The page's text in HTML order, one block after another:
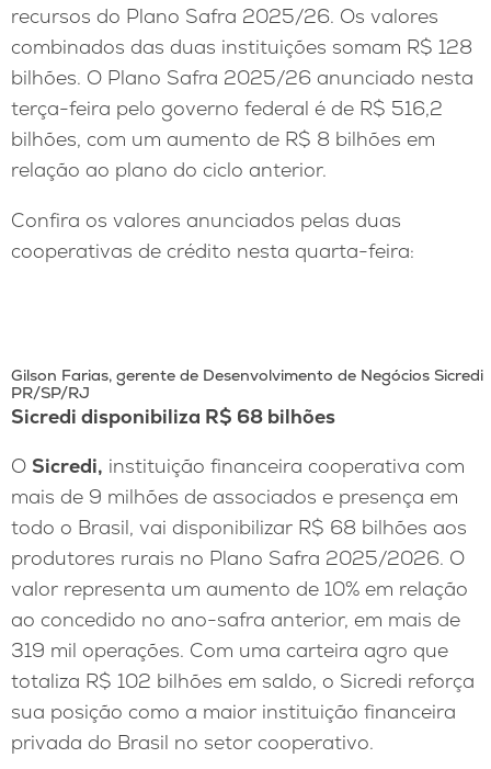
recursos do Plano Safra 2025/26. Os valores
combinados das duas instituições somam R$ 128
bilhões. O Plano Safra 2025/26 anunciado nesta
terça-feira pelo governo federal é de R$ 516,2
bilhões, com um aumento de R$ 8 bilhões em
relação ao plano do ciclo anterior.
Confira os valores anunciados pelas duas
cooperativas de crédito nesta quarta-feira:
Gilson Farias, gerente de Desenvolvimento de Negócios Sicredi
PR/SP/RJ
Sicredi disponibiliza R$ 68 bilhões
O Sicredi, instituição financeira cooperativa com
mais de 9 milhões de associados e presença em
todo o Brasil, vai disponibilizar R$ 68 bilhões aos
produtores rurais no Plano Safra 2025/2026. O
valor representa um aumento de 10% em relação
ao concedido no ano-safra anterior, em mais de
319 mil operações. Com uma carteira agro que
totaliza R$ 102 bilhões em saldo, o Sicredi reforça
sua posição como a maior instituição financeira
privada do Brasil no setor cooperativo.